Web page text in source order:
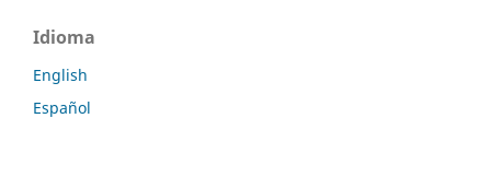
Idioma
English
Español